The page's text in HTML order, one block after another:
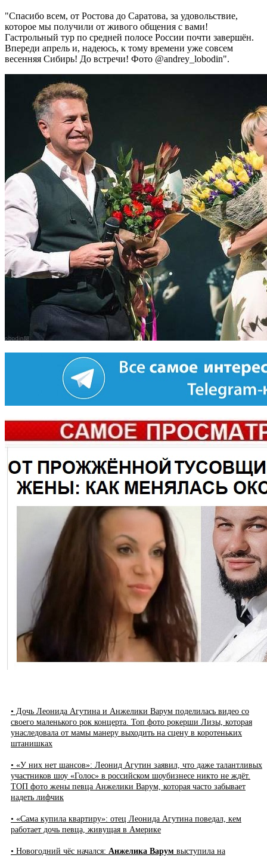
"Спасибо всем, от Ростова до Саратова, за удовольствие,
которое мы получили от живого общения с вами!
Гастрольный тур по средней полосе России почти завершён.
Впереди апрель и, надеюсь, к тому времени уже совсем
весенняя Сибирь! До встречи! Фото @andrey_lobodin".
• Дочь Леонида Агутина и Анжелики Варум поделилась видео со
своего маленького рок концерта. Топ фото рокерши Лизы, которая
унаследовала от мамы манеру выходить на сцену в коротеньких
штанишках
• «У них нет шансов»: Леонид Агутин заявил, что даже талантливых
участников шоу «Голос» в российском шоубизнесе никто не ждёт.
ТОП фото жены певца Анжелики Варум, которая часто забывает
надеть лифчик
• «Сама купила квартиру»: отец Леонида Агутина поведал, кем
работает дочь певца, живущая в Америке
• Новогодний чёс начался: Анжелика Варум выступила на